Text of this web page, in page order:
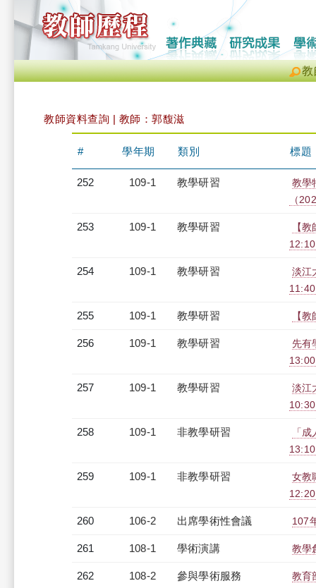
教
教師資料查詢 | 教師：郭馥滋
# 學年期 類別 標題
252 109-1 教學研習
教學
（
253 109-1 教學研習
【
254 109-1 教學研習
淡江
255 109-1 教學研習 【
256 109-1 教學研習
先有
257 109-1 教學研習
淡江
258 109-1 非教學研習
「
259 109-1 非教學研習
女教
260 106-2 出席學術性會議 107
261 108-1 學術演講 教學
262 108-2 參與學術服務 教育